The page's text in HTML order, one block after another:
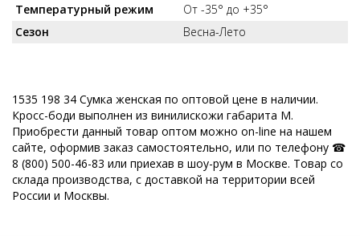
Температурный режим
От -35° до +35°
Сезон
Весна-Лето
1535 198 34 Сумка женская по оптовой цене в наличии.
Кросс-боди выполнен из винилискожи габарита M.
Приобрести данный товар оптом можно on-line на нашем
сайте, оформив заказ самостоятельно, или по телефону ☎
8 (800) 500-46-83 или приехав в шоу-рум в Москве. Товар со
склада производства, с доставкой на территории всей
России и Москвы.